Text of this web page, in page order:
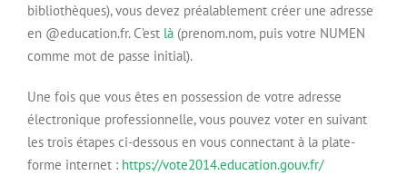
bibliothèques), vous devez préalablement créer une adresse
en @education.fr. C’est là (prenom.nom, puis votre NUMEN
comme mot de passe initial).
Une fois que vous êtes en possession de votre adresse
électronique professionnelle, vous pouvez voter en suivant
les trois étapes ci-dessous en vous connectant à la plate-
forme internet : https://vote2014.education.gouv.fr/